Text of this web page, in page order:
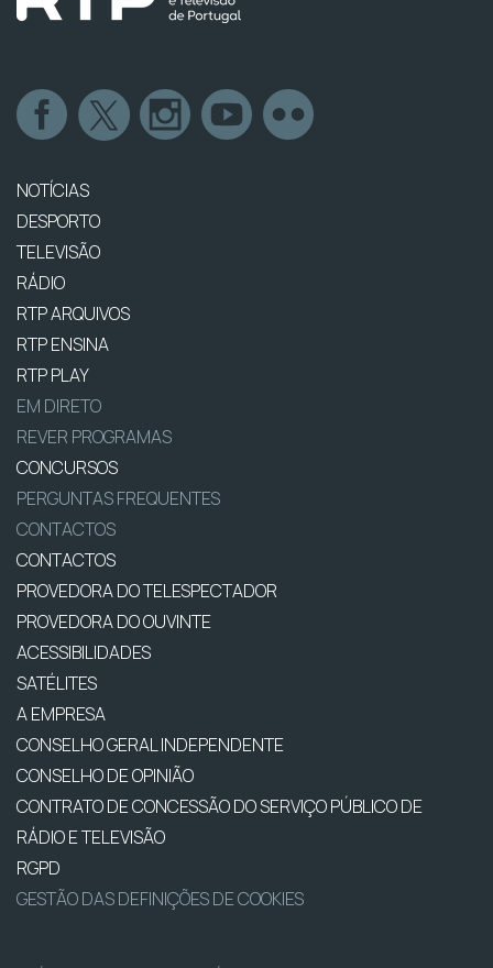
NOTÍCIAS
DESPORTO
TELEVISÃO
RÁDIO
RTP ARQUIVOS
RTP ENSINA
RTP PLAY
EM DIRETO
REVER PROGRAMAS
CONCURSOS
PERGUNTAS FREQUENTES
CONTACTOS
CONTACTOS
PROVEDORA DO TELESPECTADOR
PROVEDORA DO OUVINTE
ACESSIBILIDADES
SATÉLITES
A EMPRESA
CONSELHO GERAL INDEPENDENTE
CONSELHO DE OPINIÃO
CONTRATO DE CONCESSÃO DO SERVIÇO PÚBLICO DE
RÁDIO E TELEVISÃO
RGPD
GESTÃO DAS DEFINIÇÕES DE COOKIES